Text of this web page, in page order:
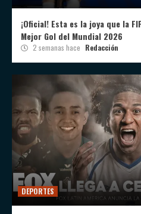
¡Oficial! Esta es la joya que la
Mejor Gol del Mundial 2026
2 semanas hace Redacción
DEPORTES